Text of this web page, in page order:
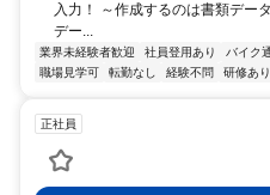
入力！ ～作成するのは書類デー
デー...
業界未経験者歓迎 社員登用あり バイク
職場見学可
転勤なし 経験不問 研修あり
正社員